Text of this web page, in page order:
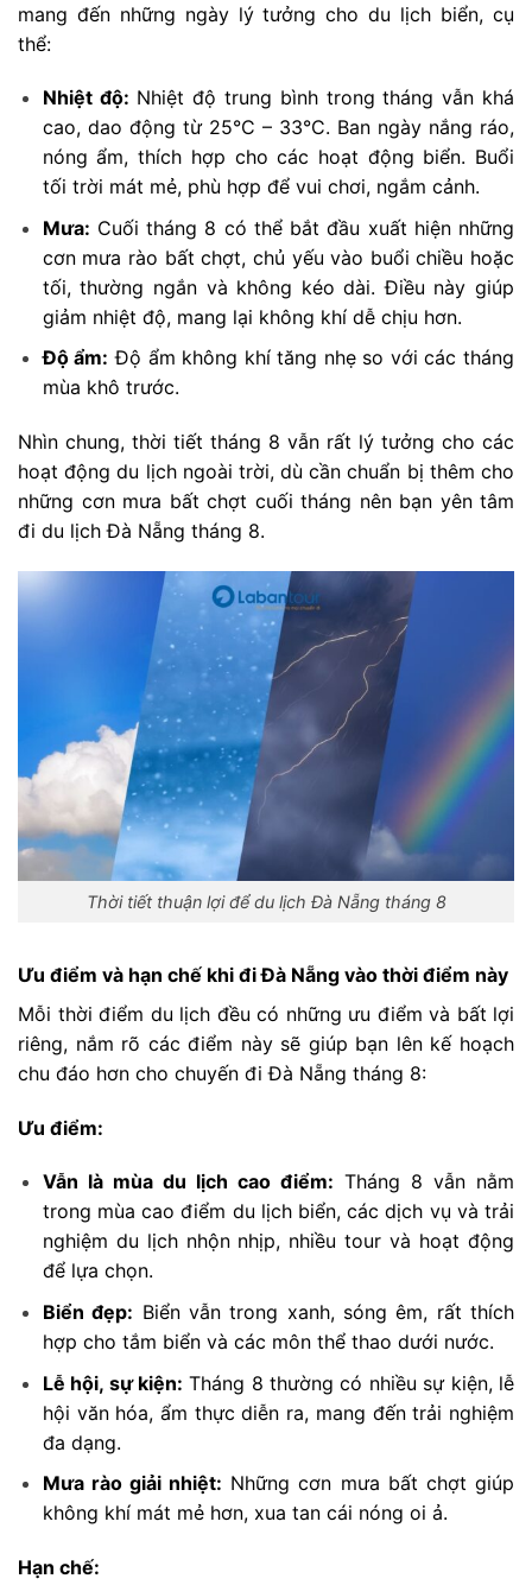
mang đến những ngày lý tưởng cho du lịch biển, cụ
thể:
Nhiệt độ: Nhiệt độ trung bình trong tháng vẫn khá
cao, dao động từ 25°C – 33°C. Ban ngày nắng ráo,
nóng ẩm, thích hợp cho các hoạt động biển. Buổi
tối trời mát mẻ, phù hợp để vui chơi, ngắm cảnh.
Mưa: Cuối tháng 8 có thể bắt đầu xuất hiện những
cơn mưa rào bất chợt, chủ yếu vào buổi chiều hoặc
tối, thường ngắn và không kéo dài. Điều này giúp
giảm nhiệt độ, mang lại không khí dễ chịu hơn.
Độ ẩm: Độ ẩm không khí tăng nhẹ so với các tháng
mùa khô trước.
Nhìn chung, thời tiết tháng 8 vẫn rất lý tưởng cho các
hoạt động du lịch ngoài trời, dù cần chuẩn bị thêm cho
những cơn mưa bất chợt cuối tháng nên bạn yên tâm
đi du lịch Đà Nẵng tháng 8.
Thời tiết thuận lợi để du lịch Đà Nẵng tháng 8
Ưu điểm và hạn chế khi đi Đà Nẵng vào thời điểm này
Mỗi thời điểm du lịch đều có những ưu điểm và bất lợi
riêng, nắm rõ các điểm này sẽ giúp bạn lên kế hoạch
chu đáo hơn cho chuyến đi Đà Nẵng tháng 8:
Ưu điểm:
Vẫn là mùa du lịch cao điểm: Tháng 8 vẫn nằm
trong mùa cao điểm du lịch biển, các dịch vụ và trải
nghiệm du lịch nhộn nhịp, nhiều tour và hoạt động
để lựa chọn.
Biển đẹp: Biển vẫn trong xanh, sóng êm, rất thích
hợp cho tắm biển và các môn thể thao dưới nước.
Lễ hội, sự kiện: Tháng 8 thường có nhiều sự kiện, lễ
hội văn hóa, ẩm thực diễn ra, mang đến trải nghiệm
đa dạng.
Mưa rào giải nhiệt: Những cơn mưa bất chợt giúp
không khí mát mẻ hơn, xua tan cái nóng oi ả.
Hạn chế: